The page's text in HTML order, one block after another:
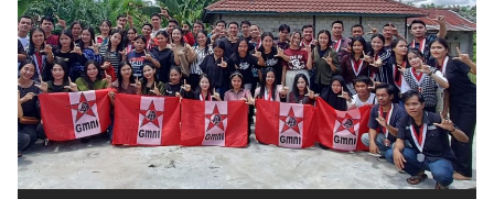
Insight
NTB
Suara
Time
Lens
IDN
Daily
Jogja
Jalan
Rakyat
Idealita
News
Kita
Notice
Radar
Baru
Seedbacklink
Follow
Kabarbaru